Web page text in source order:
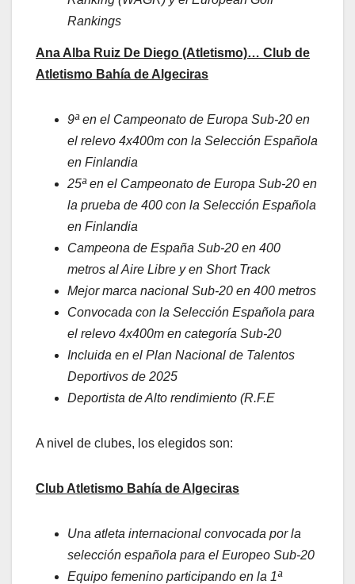
Rankings
Ana Alba Ruiz De Diego (Atletismo)… Club de
Atletismo Bahía de Algeciras
9ª en el Campeonato de Europa Sub-20 en
el relevo 4x400m con la Selección Española
en Finlandia
25ª en el Campeonato de Europa Sub-20 en
la prueba de 400 con la Selección Española
en Finlandia
Campeona de España Sub-20 en 400
metros al Aire Libre y en Short Track
Mejor marca nacional Sub-20 en 400 metros
Convocada con la Selección Española para
el relevo 4x400m en categoría Sub-20
Incluida en el Plan Nacional de Talentos
Deportivos de 2025
Deportista de Alto rendimiento (R.F.E
A nivel de clubes, los elegidos son:
Club Atletismo Bahía de Algeciras
Una atleta internacional convocada por la
selección española para el Europeo Sub-20
Equipo femenino participando en la 1ª